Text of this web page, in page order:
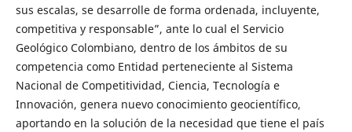
sus escalas, se desarrolle de forma ordenada, incluyente,
competitiva y responsable”, ante lo cual el Servicio
Geológico Colombiano, dentro de los ámbitos de su
competencia como Entidad perteneciente al Sistema
Nacional de Competitividad, Ciencia, Tecnología e
Innovación, genera nuevo conocimiento geocientífico,
aportando en la solución de la necesidad que tiene el país